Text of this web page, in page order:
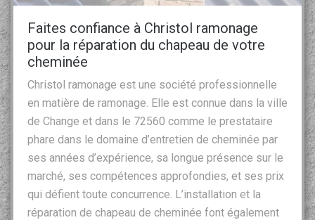
Faites confiance à Christol ramonage
pour la réparation du chapeau de votre
cheminée
Christol ramonage est une société professionnelle
en matière de ramonage. Elle est connue dans la ville
de Change et dans le 72560 comme le prestataire
phare dans le domaine d’entretien de cheminée par
ses années d’expérience, sa longue présence sur le
marché, ses compétences approfondies, et ses prix
qui défient toute concurrence. L’installation et la
réparation de chapeau de cheminée font également